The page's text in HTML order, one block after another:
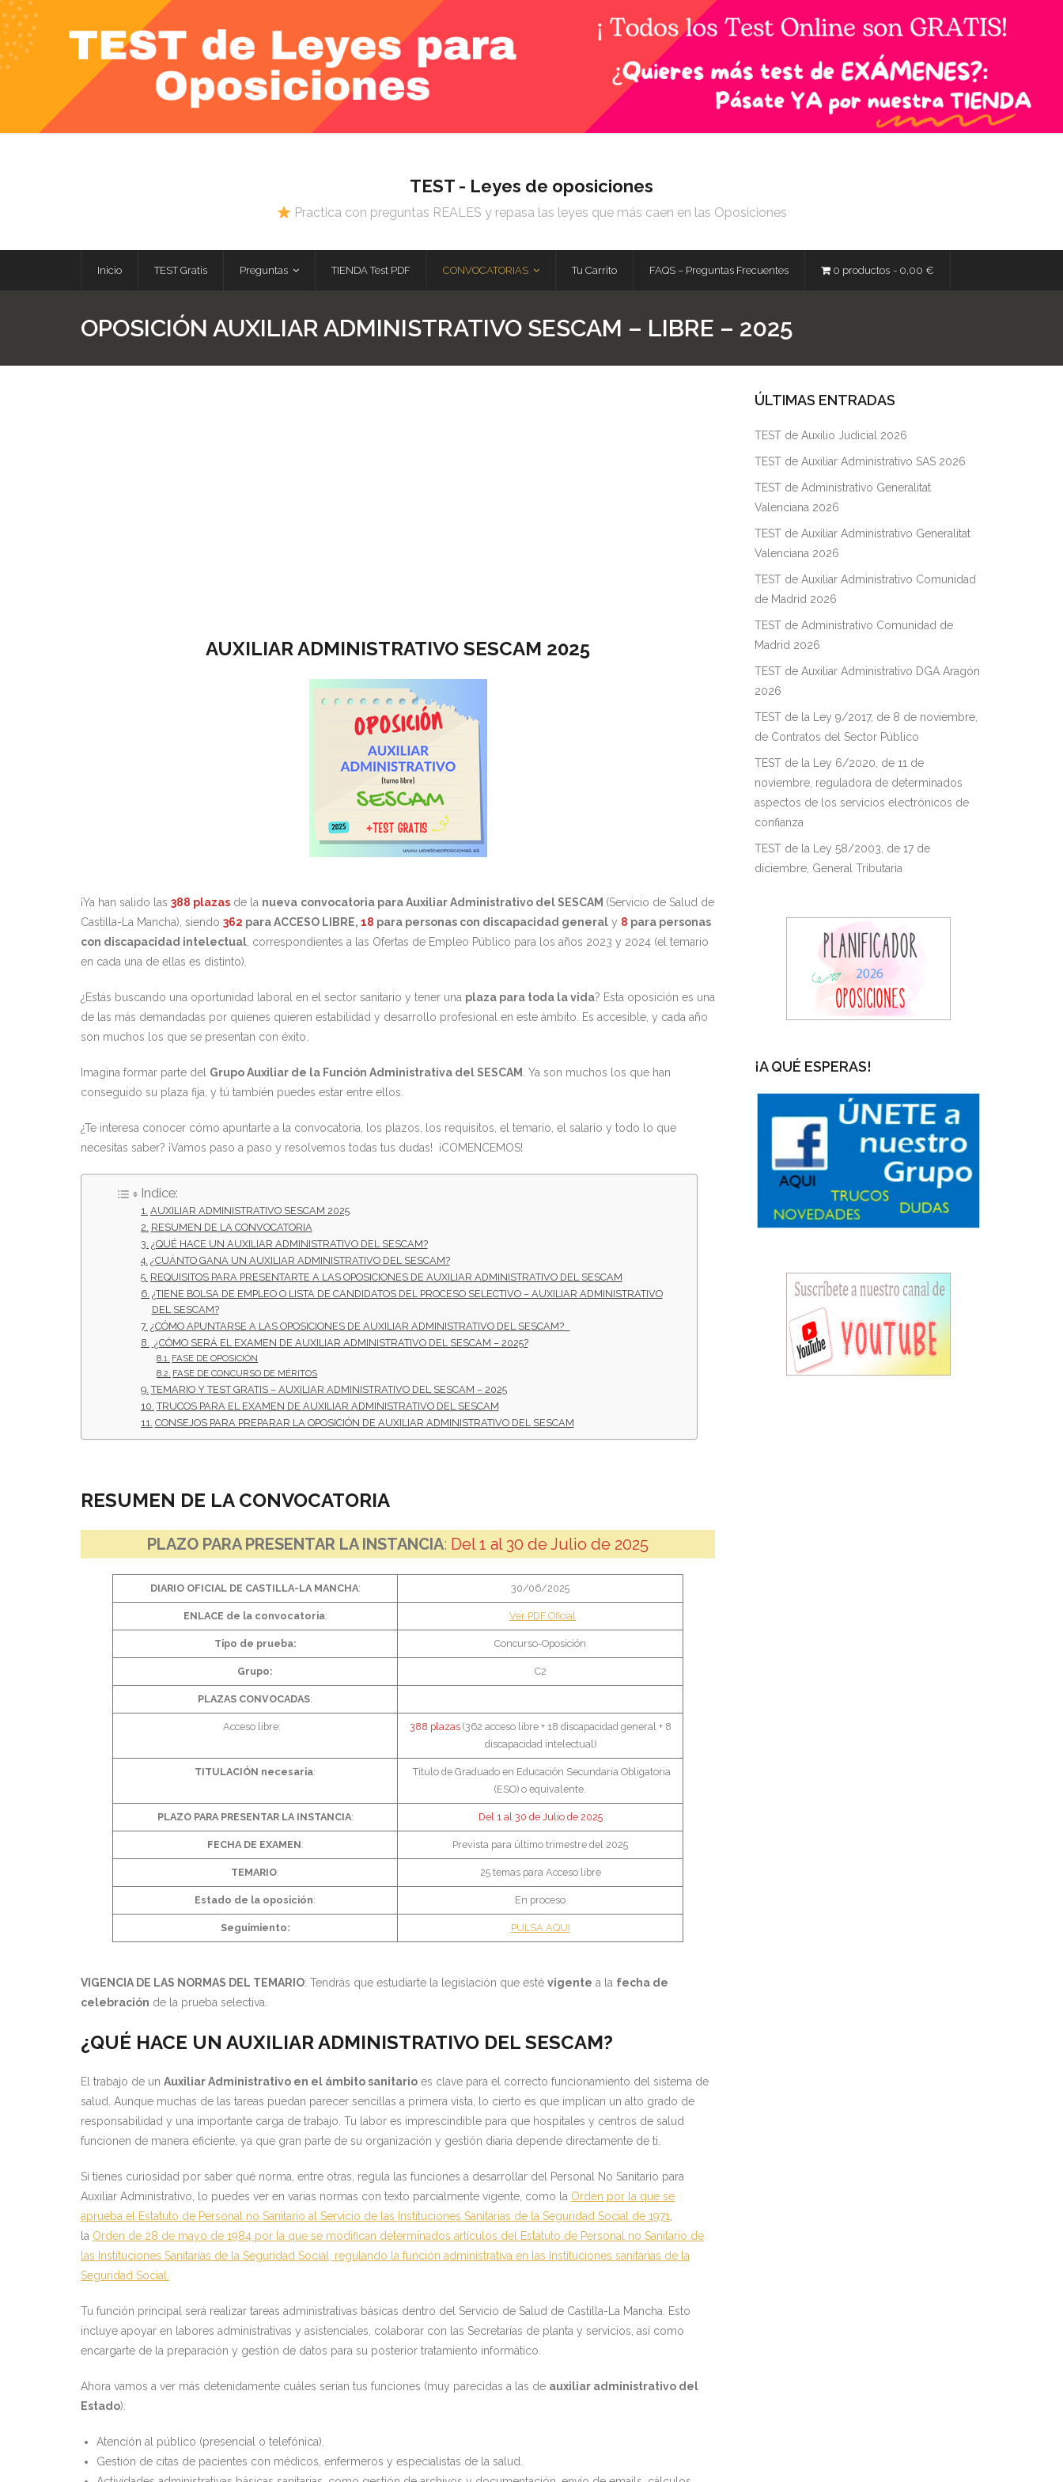
Skip
to
content
TEST - Leyes de oposiciones
Practica con preguntas REALES y repasa las leyes que más caen en las Oposiciones
Inicio TEST Gratis Preguntas TIENDA Test PDF CONVOCATORIAS Tu Carrito FAQS – Preguntas Frecuentes 0 productos 0,00 €
OPOSICIÓN AUXILIAR ADMINISTRATIVO SESCAM – LIBRE – 2025
AUXILIAR ADMINISTRATIVO SESCAM 2025
¡Ya han salido las 388 plazas de la nueva convocatoria para Auxiliar Administrativo del SESCAM (Servicio de Salud de
Castilla-La Mancha), siendo 362 para ACCESO LIBRE, 18 para personas con discapacidad general y 8 para personas
con discapacidad intelectual , correspondientes a las Ofertas de Empleo Público para los años 2023 y 2024 (el temario
en cada una de ellas es distinto).
¿Estás buscando una oportunidad laboral en el sector sanitario y tener una plaza para toda la vida? Esta oposición es una
de las más demandadas por quienes quieren estabilidad y desarrollo profesional en este ámbito. Es accesible, y cada año
son muchos los que se presentan con éxito.
Imagina formar parte del Grupo Auxiliar de la Función Administrativa del SESCAM . Ya son muchos los que han
conseguido su plaza fija, y tú también puedes estar entre ellos.
¿Te interesa conocer cómo apuntarte a la convocatoria, los plazos, los requisitos, el temario, el salario y todo lo que
necesitas saber? ¡Vamos paso a paso y resolvemos todas tus dudas! ¡COMENCEMOS!
Indice:
AUXILIAR ADMINISTRATIVO SESCAM 2025
RESUMEN DE LA CONVOCATORIA
¿QUÉ HACE UN AUXILIAR ADMINISTRATIVO DEL SESCAM?
¿CUÁNTO GANA UN AUXILIAR ADMINISTRATIVO DEL SESCAM?
REQUISITOS PARA PRESENTARTE A LAS OPOSICIONES DE AUXILIAR ADMINISTRATIVO DEL SESCAM
¿TIENE BOLSA DE EMPLEO O LISTA DE CANDIDATOS DEL PROCESO SELECTIVO – AUXILIAR ADMINISTRATIVO
DEL SESCAM?
¿CÓMO APUNTARSE A LAS OPOSICIONES DE AUXILIAR ADMINISTRATIVO DEL SESCAM?
¿CÓMO SERÁ EL EXAMEN DE AUXILIAR ADMINISTRATIVO DEL SESCAM – 2025?
FASE DE OPOSICIÓN
FASE DE CONCURSO DE MÉRITOS
TEMARIO Y TEST GRATIS – AUXILIAR ADMINISTRATIVO DEL SESCAM – 2025
TRUCOS PARA EL EXAMEN DE AUXILIAR ADMINISTRATIVO DEL SESCAM
CONSEJOS PARA PREPARAR LA OPOSICIÓN DE AUXILIAR ADMINISTRATIVO DEL SESCAM
RESUMEN DE LA CONVOCATORIA
PLAZO PARA PRESENTAR LA INSTANCIA: Del 1 al 30 de Julio de 2025
DIARIO OFICIAL DE CASTILLA-LA MANCHA: 30/06/2025
ENLACE de la convocatoria: Ver PDF Oficial
Tipo de prueba: Concurso-Oposición
Grupo: C2
PLAZAS CONVOCADAS:
Acceso libre: 388 plazas(362 acceso libre + 18 discapacidad general + 8
discapacidad intelectual)
TITULACIÓN necesaria:
Título de Graduado en Educación Secundaria Obligatoria
(ESO) o equivalente.
PLAZO PARA PRESENTAR LA INSTANCIA: Del 1 al 30 de Julio de 2025
FECHA DE EXAMEN: Prevista para último trimestre del 2025
TEMARIO: 25 temas para Acceso libre
Estado de la oposición: En proceso
Seguimiento: PULSA AQUI
VIGENCIA DE LAS NORMAS DEL TEMARIO: Tendrás que estudiarte la legislación que esté vigente a la fecha de
celebración de la prueba selectiva.
¿QUÉ HACE UN AUXILIAR ADMINISTRATIVO DEL SESCAM?
El trabajo de un Auxiliar Administrativo en el ámbito sanitario es clave para el correcto funcionamiento del sistema de
salud. Aunque muchas de las tareas puedan parecer sencillas a primera vista, lo cierto es que implican un alto grado de
responsabilidad y una importante carga de trabajo. Tu labor es imprescindible para que hospitales y centros de salud
funcionen de manera eficiente, ya que gran parte de su organización y gestión diaria depende directamente de ti.
Si tienes curiosidad por saber qué norma, entre otras, regula las funciones a desarrollar del Personal No Sanitario para
Auxiliar Administrativo, lo puedes ver en varias normas con texto parcialmente vigente, como la Orden por la que se
aprueba el Estatuto de Personal no Sanitario al Servicio de las Instituciones Sanitarias de la Seguridad Social de 1971
la Orden de 28 de mayo de 1984 por la que se modifican determinados artículos del Estatuto de Personal no Sanitario de
las Instituciones Sanitarias de la Seguridad Social, regulando la función administrativa en las Instituciones sanitarias de la
Seguridad Social.
Tu función principal será realizar tareas administrativas básicas dentro del Servicio de Salud de Castilla-La Mancha. Esto
incluye apoyar en labores administrativas y asistenciales, colaborar con las Secretarías de planta y servicios, así como
encargarte de la preparación y gestión de datos para su posterior tratamiento informático.
Ahora vamos a ver más detenidamente cuáles serían tus funciones (muy parecidas a las de auxiliar administrativo del
Estado):
Atención al público (presencial o telefónica).
Gestión de citas de pacientes con médicos, enfermeros y especialistas de la salud.
ÚLTIMAS ENTRADAS
TEST de Auxilio Judicial 2026
TEST de Auxiliar Administrativo SAS 2026
TEST de Administrativo Generalitat
Valenciana 2026
TEST de Auxiliar Administrativo Generalitat
Valenciana 2026
TEST de Auxiliar Administrativo Comunidad
de Madrid 2026
TEST de Administrativo Comunidad de
Madrid 2026
TEST de Auxiliar Administrativo DGA Aragón
2026
TEST de la Ley 9/2017, de 8 de noviembre,
de Contratos del Sector Público
TEST de la Ley 6/2020, de 11 de
noviembre, reguladora de determinados
aspectos de los servicios electrónicos de
confianza
TEST de la Ley 58/2003, de 17 de
diciembre, General Tributaria
¡A QUÉ ESPERAS!